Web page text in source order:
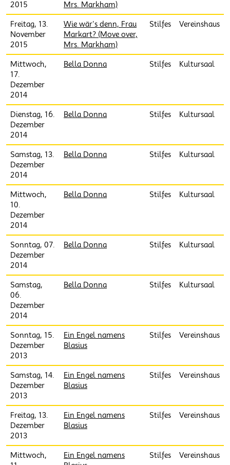
2015
Mrs. Markham)
Freitag, 13.
November
2015
Wie wär's denn, Frau
Markart? (Move over,
Mrs. Markham)
Stilfes Vereinshaus
Mittwoch,
17.
Dezember
2014
Bella Donna Stilfes Kultursaal
Dienstag, 16.
Dezember
2014
Bella Donna Stilfes Kultursaal
Samstag, 13.
Dezember
2014
Bella Donna Stilfes Kultursaal
Mittwoch,
10.
Dezember
2014
Bella Donna Stilfes Kultursaal
Sonntag, 07.
Dezember
2014
Bella Donna Stilfes Kultursaal
Samstag,
06.
Dezember
2014
Bella Donna Stilfes Kultursaal
Sonntag, 15.
Dezember
2013
Ein Engel namens
Blasius
Stilfes Vereinshaus
Samstag, 14.
Dezember
2013
Ein Engel namens
Blasius
Stilfes Vereinshaus
Freitag, 13.
Dezember
2013
Ein Engel namens
Blasius
Stilfes Vereinshaus
Mittwoch,
Ein Engel namens
Stilfes Vereinshaus